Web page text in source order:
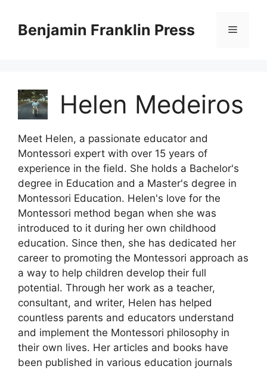
contentBenjamin Franklin Press Menu
Helen Medeiros
Meet Helen, a passionate educator and
Montessori expert with over 15 years of
experience in the field. She holds a Bachelor's
degree in Education and a Master's degree in
Montessori Education. Helen's love for the
Montessori method began when she was
introduced to it during her own childhood
education. Since then, she has dedicated her
career to promoting the Montessori approach as
a way to help children develop their full
potential. Through her work as a teacher,
consultant, and writer, Helen has helped
countless parents and educators understand
and implement the Montessori philosophy in
their own lives. Her articles and books have
been published in various education journals